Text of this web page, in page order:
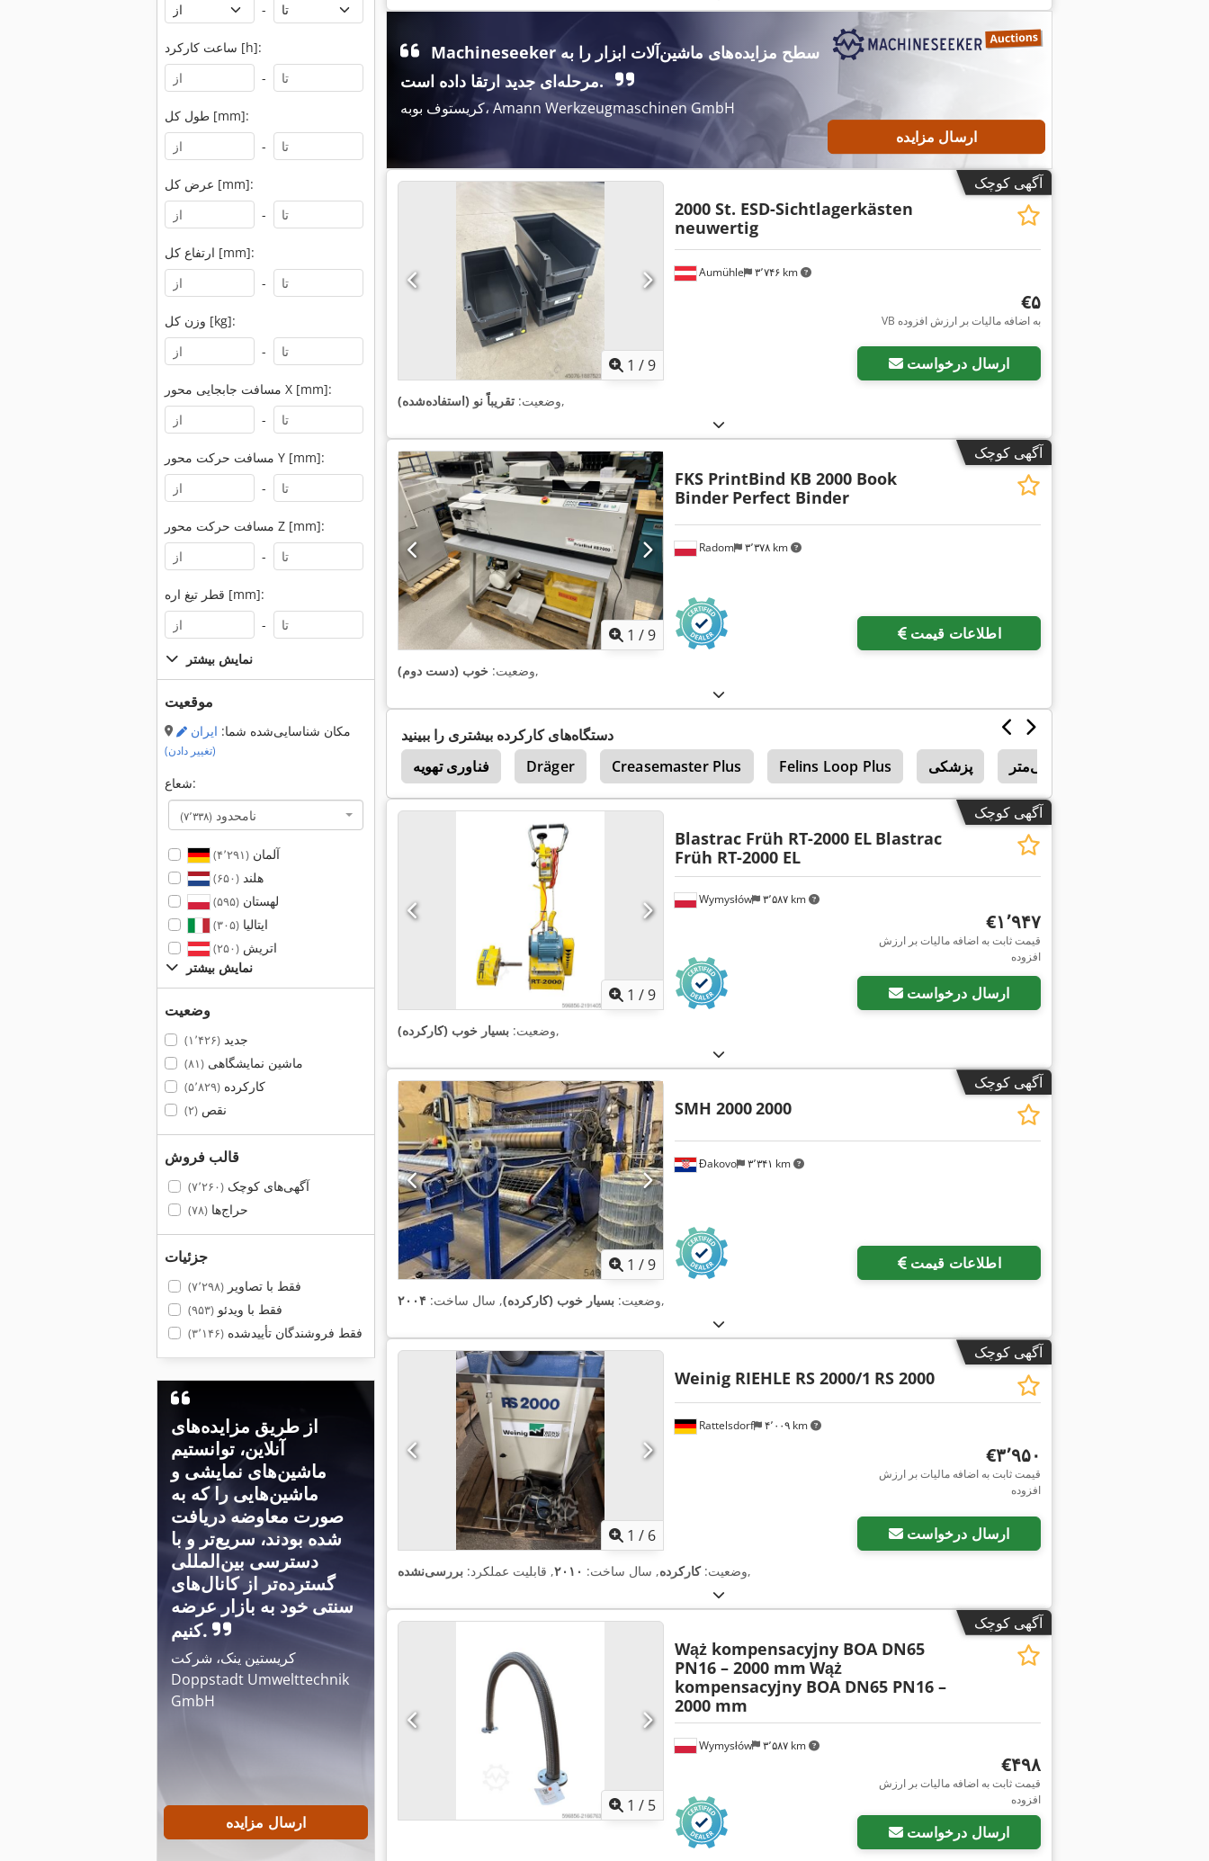
-
ساعت کارکرد [h]:
-
طول کل [mm]:
-
عرض کل [mm]:
-
ارتفاع کل [mm]:
-
وزن کل [kg]:
-
مسافت جابجایی محور X [mm]:
-
مسافت حرکت محور Y [mm]:
-
مسافت حرکت محور Z [mm]:
-
قطر تیغ اره [mm]:
-
نمایش بیشتر
موقعیت
مکان شناسایی‌شده شما: ایران
(تغییر دادن)
شعاع:
نامحدود (۷٬۳۳۸)
آلمان(۴٬۲۹۱)
هلند(۶۵۰)
لهستان(۵۹۵)
ایتالیا(۳۰۵)
اتریش(۲۵۰)
نمایش بیشتر
وضعیت
جدید(۱٬۴۲۶)
ماشین نمایشگاهی(۸۱)
کارکرده(۵٬۸۲۹)
نقص(۲)
قالب فروش
آگهی‌های کوچک(۷٬۲۶۰)
حراج‌ها(۷۸)
جزئیات
فقط با تصاویر(۷٬۲۹۸)
فقط با ویدئو(۹۵۳)
فقط فروشندگان تأییدشده(۳٬۱۴۶)
از طریق مزایده‌های
آنلاین، توانستیم
ماشین‌های نمایشی و
ماشین‌هایی را که به
صورت معاوضه دریافت
شده بودند، سریع‌تر و با
دسترسی بین‌المللی
گسترده‌تر از کانال‌های
سنتی خود به بازار عرضه
کنیم.
کریستین ینک، شرکت
Doppstadt Umwelttechnik
GmbH
ارسال مزایده
Machineseeker سطح مزایده‌های ماشین‌آلات ابزار را به
مرحله‌ای جدید ارتقا داده است.
کریستوف بوبه، Amann Werkzeugmaschinen GmbH
ارسال مزایده
آگهی کوچک
1 /9
Aumühle ۳٬۷۴۶ km
2000 St. ESD-Sichtlagerkästen
neuwertig
‎€۵
VB به اضافه مالیات بر ارزش افزوده
ارسال درخواست
وضعیت: تقریباً نو (استفاده‌شده) ,
آگهی کوچک
1 /9
Radom ۳٬۳۷۸ km
FKS PrintBind KB 2000 Book
Binder Perfect Binder
اطلاعات قیمت
وضعیت: خوب (دست دوم) ,
دستگاه‌های کارکرده بیشتری را ببینید
فناوری تهویه
Dräger Creasemaster Plus Felins Loop Plus پزشکی
آگهی کوچک
1 /9
Wymysłów ۳٬۵۸۷ km
Blastrac Früh RT-2000 EL Blastrac
Früh RT-2000 EL
‎€۱٬۹۴۷
قیمت ثابت به اضافه مالیات بر ارزش
افزوده
ارسال درخواست
وضعیت: بسیار خوب (کارکرده) ,
آگهی کوچک
1 /9
Đakovo ۳٬۳۴۱ km
SMH 20002000
اطلاعات قیمت
وضعیت: بسیار خوب (کارکرده), سال ساخت: ۲۰۰۴ ,
آگهی کوچک
1 / 6
Rattelsdorf ۴٬۰۰۹ km
Weinig RIEHLE RS 2000/1 RS 2000
‎€۳٬۹۵۰
قیمت ثابت به اضافه مالیات بر ارزش
افزوده
ارسال درخواست
وضعیت:کارکرده, سال ساخت: ۲۰۱۰, قابلیت عملکرد: بررسی‌نشده ,
آگهی کوچک
1 / 5
Wymysłów ۳٬۵۸۷ km
Wąż kompensacyjny BOA DN65
PN16 – 2000 mm Wąż
kompensacyjny BOA DN65 PN16 –
2000 mm
‎€۴۹۸
قیمت ثابت به اضافه مالیات بر ارزش
افزوده
ارسال درخواست